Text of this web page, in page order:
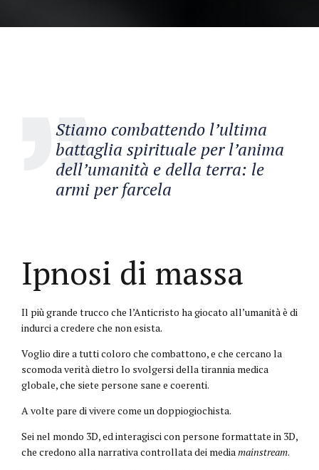
Stiamo combattendo l’ultima
battaglia spirituale per l’anima
dell’umanità e della terra: le
armi per farcela
Ipnosi di massa
Il più grande trucco che l’Anticristo ha giocato all’umanità è di
indurci a credere che non esista.
Voglio dire a tutti coloro che combattono, e che cercano la
scomoda verità dietro lo svolgersi della tirannia medica
globale, che siete persone sane e coerenti.
A volte pare di vivere come un doppiogiochista.
Sei nel mondo 3D, ed interagisci con persone formattate in 3D,
che credono alla narrativa controllata dei mediamainstream.